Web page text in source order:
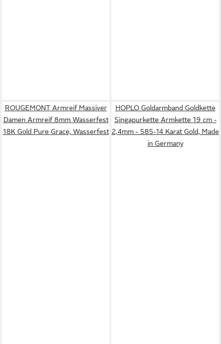
ROUGEMONT Armreif Massiver
Damen Armreif 8mm Wasserfest
18K Gold Pure Grace, Wasserfest
HOPLO Goldarmband Goldkette
Singapurkette Armkette 19 cm -
2,4mm - 585-14 Karat Gold, Made
in Germany